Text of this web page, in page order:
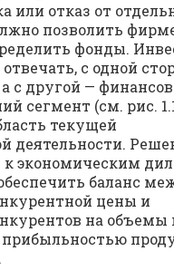
или отказ от
позволить
фонды.
с одной
с другой —
сегмент (см. рис.
текущей
деятельности.
к экономическим
баланс
цены и
на объемы